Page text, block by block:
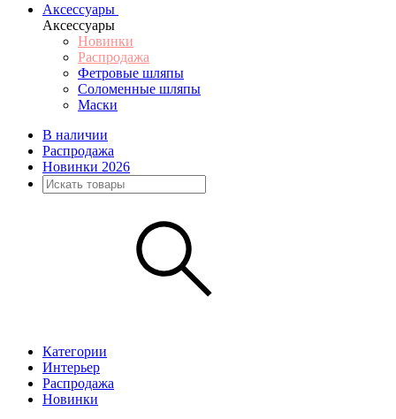
Аксессуары
Аксессуары
Новинки
Распродажа
Фетровые шляпы
Соломенные шляпы
Маски
В наличии
Распродажа
Новинки 2026
Категории
Интерьер
Распродажа
Новинки